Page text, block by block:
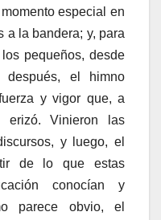
especial en
a la bandera; y, para
pequeños, desde
el himno
y vigor que, a
Vinieron las
y luego, el
de lo que estas
conocían y
parece obvio, el